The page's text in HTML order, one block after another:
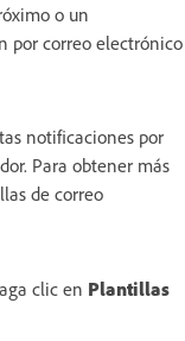
o un
por correo electrónico
notificaciones por
Para obtener más
de correo
clic en Plantillas